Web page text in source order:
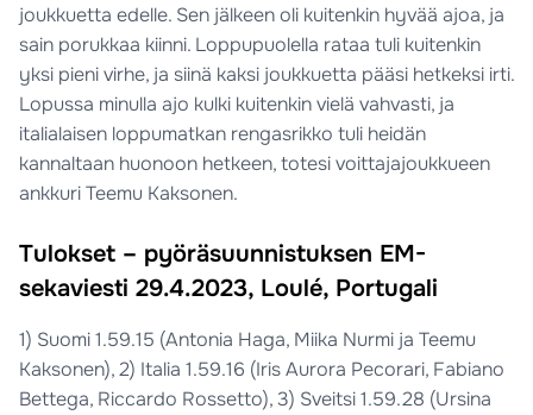
joukkuetta edelle. Sen jälkeen oli kuitenkin hyvää ajoa, ja
sain porukkaa kiinni. Loppupuolella rataa tuli kuitenkin
yksi pieni virhe, ja siinä kaksi joukkuetta pääsi hetkeksi irti.
Lopussa minulla ajo kulki kuitenkin vielä vahvasti, ja
italialaisen loppumatkan rengasrikko tuli heidän
kannaltaan huonoon hetkeen, totesi voittajajoukkueen
ankkuri Teemu Kaksonen.
Tulokset – pyöräsuunnistuksen EM-
sekaviesti 29.4.2023, Loulé, Portugali
1) Suomi 1.59.15 (Antonia Haga, Miika Nurmi ja Teemu
Kaksonen), 2) Italia 1.59.16 (Iris Aurora Pecorari, Fabiano
Bettega, Riccardo Rossetto), 3) Sveitsi 1.59.28 (Ursina